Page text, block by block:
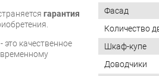
гарантия
- это качественное
Фасад
Количество
Шкаф-купе
Доводчики